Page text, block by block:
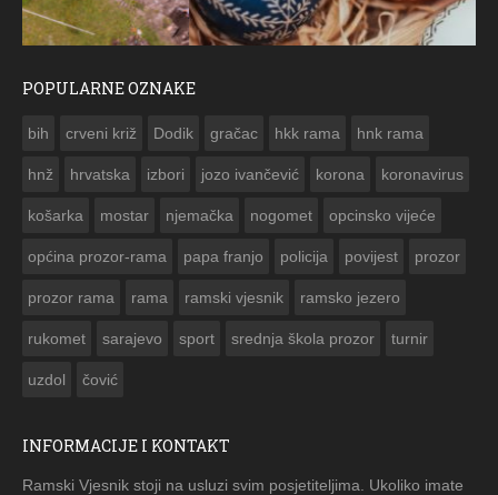
POPULARNE OZNAKE
bih crveni križ Dodik gračac hkk rama hnk rama
hnž hrvatska izbori jozo ivančević korona koronavirus
košarka mostar njemačka nogomet opcinsko vijeće
općina prozor-rama papa franjo policija povijest prozor
prozor rama rama ramski vjesnik ramsko jezero
rukomet sarajevo sport srednja škola prozor turnir
uzdol čović
INFORMACIJE I KONTAKT
Ramski Vjesnik stoji na usluzi svim posjetiteljima. Ukoliko imate